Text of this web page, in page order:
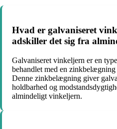
Hvad er galvaniseret
adskiller det sig fra
Galvaniseret vinkeljern er en
behandlet med en
Denne zinkbelægning giver
holdbarhed og
almindeligt vinkeljern.